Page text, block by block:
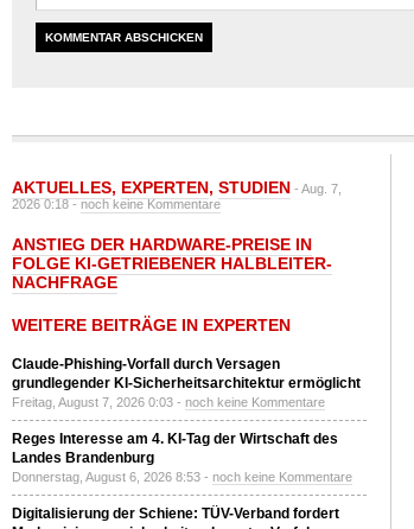
AKTUELLES, EXPERTEN, STUDIEN - Aug. 7,
2026 0:18 -noch keine Kommentare
ANSTIEG DER HARDWARE-PREISE IN
FOLGE KI-GETRIEBENER HALBLEITER-
NACHFRAGE
WEITERE BEITRÄGE IN EXPERTEN
Claude-Phishing-Vorfall durch Versagen
grundlegender KI-Sicherheitsarchitektur ermöglicht
Freitag, August 7, 2026 0:03 - noch keine Kommentare
Reges Interesse am 4. KI-Tag der Wirtschaft des
Landes Brandenburg
Donnerstag, August 6, 2026 8:53 - noch keine Kommentare
Digitalisierung der Schiene: TÜV-Verband fordert